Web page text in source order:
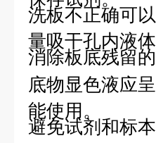
洗板不正确可
量吸干孔内液
消除板底残留
底物显色液应
能使用。
避免试剂和标